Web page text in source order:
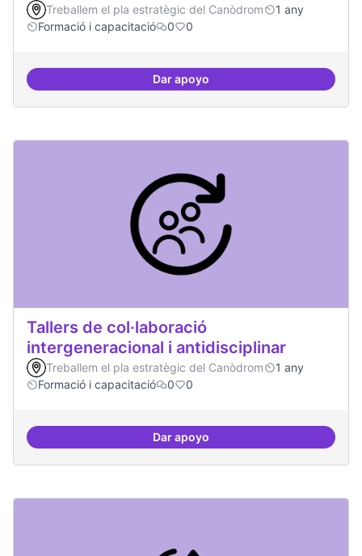
Treballem el pla estratègic del Canòdrom
1 any
Formació i capacitació
0 0
Dar apoyoCol·laboració amb Torre
Tallers de col·laboració
intergeneracional i antidisciplinar
Treballem el pla estratègic del Canòdrom
1 any
Formació i capacitació
0 0
Dar apoyoTallers de col·laboració